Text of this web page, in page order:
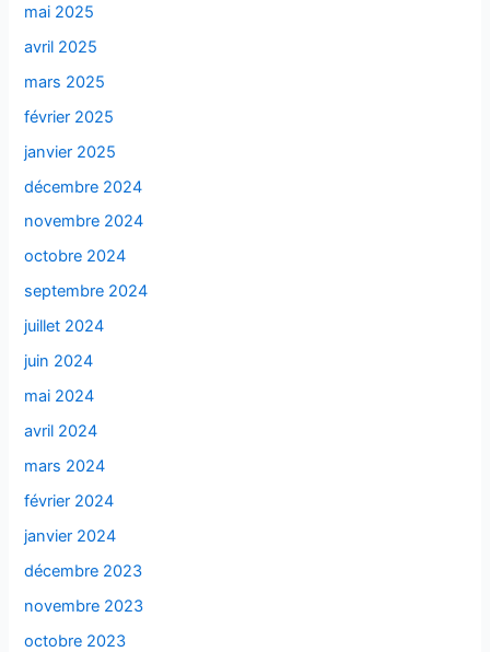
mai 2025
avril 2025
mars 2025
février 2025
janvier 2025
décembre 2024
novembre 2024
octobre 2024
septembre 2024
juillet 2024
juin 2024
mai 2024
avril 2024
mars 2024
février 2024
janvier 2024
décembre 2023
novembre 2023
octobre 2023